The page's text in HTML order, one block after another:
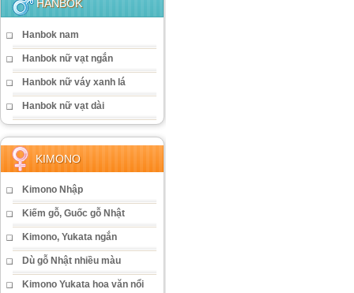
HANBOK
Hanbok nam
Hanbok nữ vạt ngắn
Hanbok nữ váy xanh lá
Hanbok nữ vạt dài
KIMONO
Kimono Nhập
Kiếm gỗ, Guốc gỗ Nhật
Kimono, Yukata ngắn
Dù gỗ Nhật nhiều màu
Kimono Yukata hoa văn nổi